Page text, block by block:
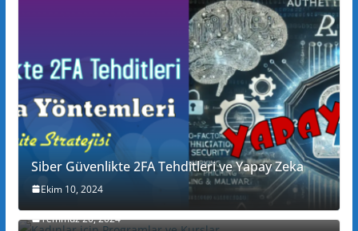
Siber Güvenlikte 2FA Tehditleri ve Yapay Zeka
Ekim 10, 2024
Kadınlar için Programlar ve Kurslar
Temmuz 20, 2024